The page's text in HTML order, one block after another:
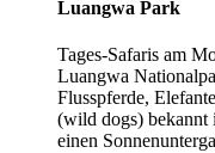
Luangwa Park
Tages-Safaris am
Luangwa
Flusspferde,
(wild dogs) bekannt
einen